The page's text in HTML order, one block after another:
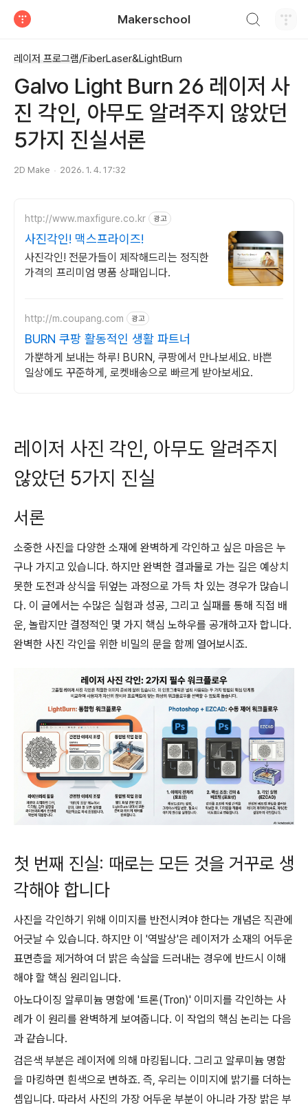
Makerschool
레이저 프로그램/FiberLaser&LightBurn
Galvo Light Burn 26 레이저 사
진 각인, 아무도 알려주지 않았던
5가지 진실서론
2D Make 2026. 1. 4. 17:32
http://www.maxfigure.co.kr 광고
사진각인! 맥스프라이즈!
사진각인! 전문가들이 제작해드리는 정직한
가격의 프리미엄 명품 상패입니다.
http://m.coupang.com 광고
BURN 쿠팡 활동적인 생활 파트너
가뿐하게 보내는 하루! BURN, 쿠팡에서 만나보세요. 바쁜
일상에도 꾸준하게, 로켓배송으로 빠르게 받아보세요.
레이저 사진 각인, 아무도 알려주지
않았던 5가지 진실
서론
소중한 사진을 다양한 소재에 완벽하게 각인하고 싶은 마음은 누
구나 가지고 있습니다. 하지만 완벽한 결과물로 가는 길은 예상치
못한 도전과 상식을 뒤엎는 과정으로 가득 차 있는 경우가 많습니
다. 이 글에서는 수많은 실험과 성공, 그리고 실패를 통해 직접 배
운, 놀랍지만 결정적인 몇 가지 핵심 노하우를 공개하고자 합니다.
완벽한 사진 각인을 위한 비밀의 문을 함께 열어보시죠.
첫 번째 진실: 때로는 모든 것을 거꾸로 생
각해야 합니다
사진을 각인하기 위해 이미지를 반전시켜야 한다는 개념은 직관에
어긋날 수 있습니다. 하지만 이 '역발상'은 레이저가 소재의 어두운
표면층을 제거하여 더 밝은 속살을 드러내는 경우에 반드시 이해
해야 할 핵심 원리입니다.
아노다이징 알루미늄 명함에 '트론(Tron)' 이미지를 각인하는 사
례가 이 원리를 완벽하게 보여줍니다. 이 작업의 핵심 논리는 다음
과 같습니다.
검은색 부분은 레이저에 의해 마킹됩니다. 그리고 알루미늄 명함
을 마킹하면 흰색으로 변하죠. 즉, 우리는 이미지에 밝기를 더하는
셈입니다. 따라서 사진의 가장 어두운 부분이 아니라 가장 밝은 부